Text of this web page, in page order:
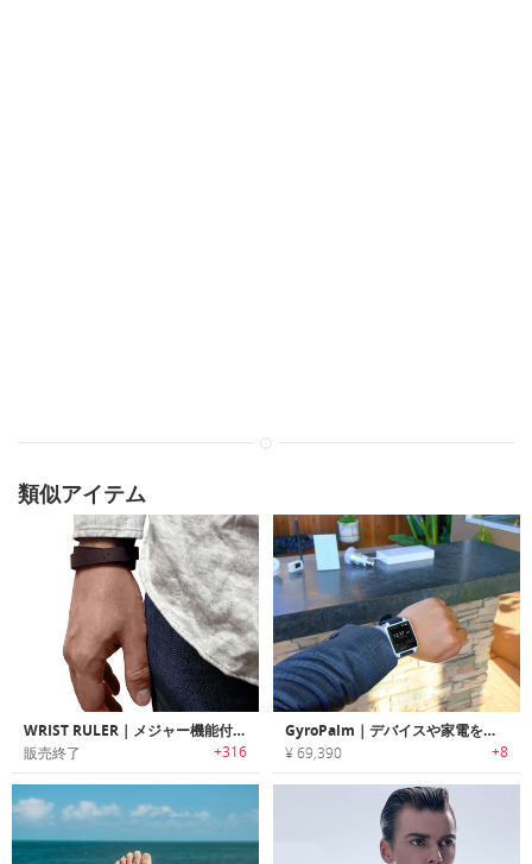
類似アイテム
WRIST RULER｜メジャー機能付きブレスレット リストルーラー
販売終了 +316
GyroPalm｜デバイスや家電をコントロール可能なウェアラブルジェスチャーコントローラー「ジャイロパーム」
¥ 69,390 +8